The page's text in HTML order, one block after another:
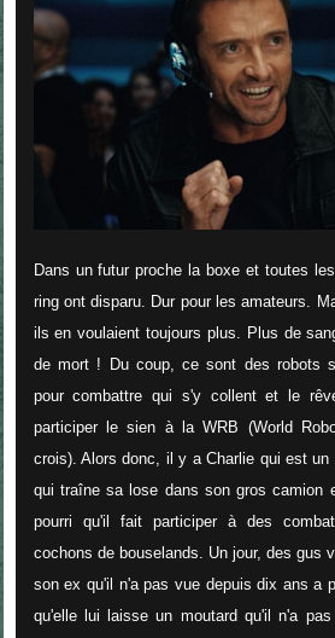
Dans un futur proche la boxe et toutes
ring ont disparu. Dur pour les amateurs.
ils en voulaient toujours plus. Plus de
de mort ! Du coup, ce sont des robots
pour combattre qui s'y collent et le
participer le sien à la WRB (World
crois). Alors donc, il y a Charlie qui est un
qui traîne sa lose dans son gros camion
pourri qu'il fait participer à des
cochons de bouselands. Un jour, des gus
son ex qu'il n'a pas vue depuis dix ans a
qu'elle lui laisse un moutard qu'il n'a